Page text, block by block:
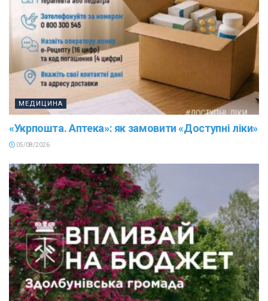
МЕДИЦИНА
«Укрпошта. Аптека»: як замовити «Доступні ліки»
05/08/2026